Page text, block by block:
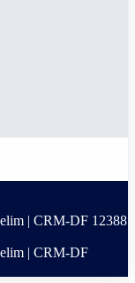
| CRM-DF 12388
| CRM-DF